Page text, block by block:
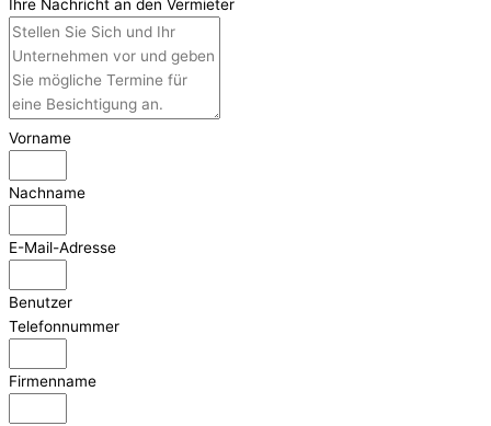
Ihre Nachricht an den Vermieter
Vorname
Nachname
E-Mail-Adresse
Benutzer
Telefonnummer
Firmenname